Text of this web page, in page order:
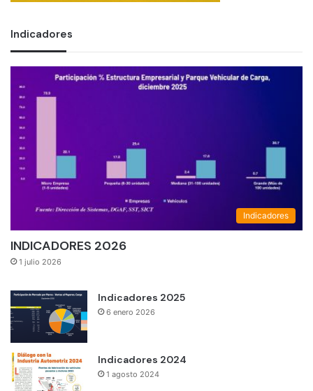
Indicadores
Indicadores
INDICADORES 2026
1 julio 2026
Indicadores 2025
6 enero 2026
Indicadores 2024
1 agosto 2024